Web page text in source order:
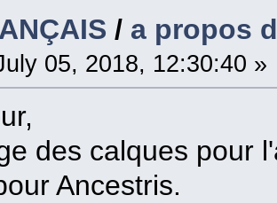
/ a propos
05, 2018, 12:30:40 »
des calques pour
Ancestris.